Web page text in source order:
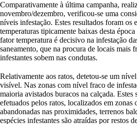
Comparativamente à última campanha,
novembro/dezembro, verificou-se uma
níveis infestação. Estes resultados foram os
temperaturas tipicamente baixas desta
fator temperatura é decisivo na infestação
saneamento, que na procura de locais mais
infestantes sobem nas condutas.
Relativamente aos ratos, detetou-se um
visível. Nas zonas com nível fraco de
maioria avistados buracos na calçada. Estes
efetuados pelos ratos, localizados em zonas
abandonadas nas proximidades, terrenos
espécies infestantes são atraídas por restos